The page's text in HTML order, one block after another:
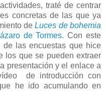
traté de centrar
concretas de las que ya
deLuces de bohemia
de Tormes. Con este
de las encuestas que hice
los que se pueden extraer
presentación y el enlace a
de introducción con
he ido acumulando en